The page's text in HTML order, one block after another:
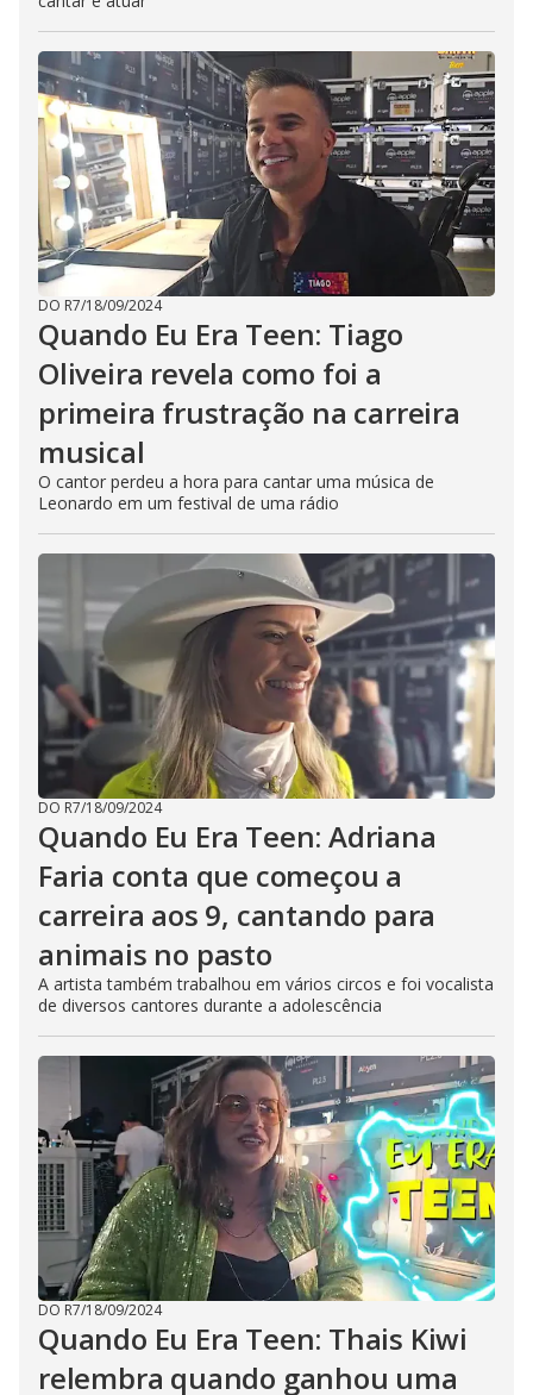
DO R7/18/09/2024
Quando Eu Era Teen: Tiago
Oliveira revela como foi a
primeira frustração na carreira
musical
O cantor perdeu a hora para cantar uma música de
Leonardo em um festival de uma rádio
DO R7/18/09/2024
Quando Eu Era Teen: Adriana
Faria conta que começou a
carreira aos 9, cantando para
animais no pasto
A artista também trabalhou em vários circos e foi vocalista
de diversos cantores durante a adolescência
DO R7/18/09/2024
Quando Eu Era Teen: Thais Kiwi
relembra quando ganhou uma